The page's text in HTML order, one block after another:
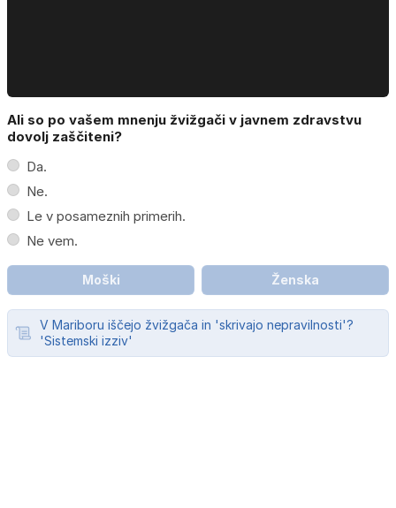
Ali so po vašem mnenju žvižgači v javnem zdravstvu
dovolj zaščiteni?
Da.
Ne.
Le v posameznih primerih.
Ne vem.
Moški Ženska
V Mariboru iščejo žvižgača in 'skrivajo nepravilnosti'?
'Sistemski izziv'